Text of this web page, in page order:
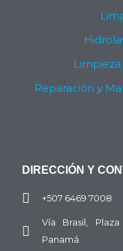
Reparación y
DIRECCIÓN Y
+507 6469 7008
Vía Brasil,
Panamá.